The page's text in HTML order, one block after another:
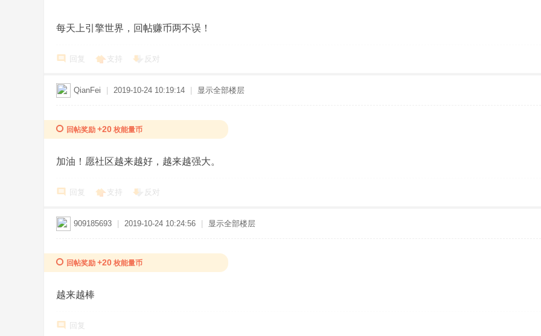
每天上引擎世界，回帖赚币两不误！
回复 支持 反对
QianFei 2019-10-24 10:19:14 显示全部楼层
回帖奖励 +20 枚能量币
加油！愿社区越来越好，越来越强大。
回复 支持 反对
909185693 2019-10-24 10:24:56 显示全部楼层
回帖奖励 +20 枚能量币
越来越棒
回复